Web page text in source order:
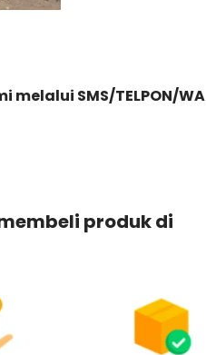
SMS/TELPON/WA
produk di